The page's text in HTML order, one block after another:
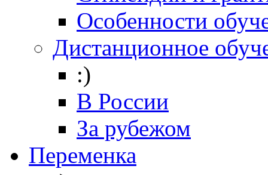
Особенности
Дистанционное
:)
В России
За рубежом
Переменка